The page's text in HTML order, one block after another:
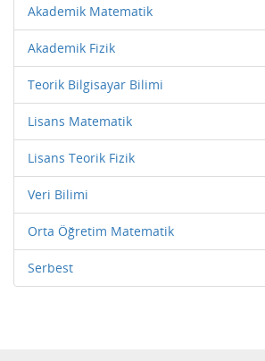
Akademik Matematik
Akademik Fizik
Teorik Bilgisayar Bilimi
Lisans Matematik
Lisans Teorik Fizik
Veri Bilimi
Orta Öğretim Matematik
Serbest